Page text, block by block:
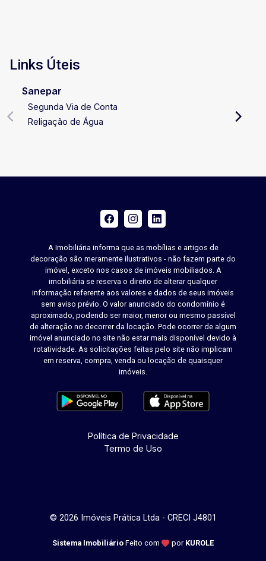
Links Úteis
Sanepar
Segunda Via de Conta
Religação de Água
A Imobiliária informa que as mobílias e artigos de
decoração são meramente ilustrativos - não fazem parte do
imóvel, exceto nos casos de imóveis mobiliados. A
imobiliária se reserva o direito de alterar qualquer
informação referente aos valores e dados de seus imóveis
sem aviso prévio. O valor anunciado do condomínio é
aproximado, podendo ser maior, menor ou mesmo passível
de alteração no decorrer da locação. Pode ocorrer de algum
imóvel anunciado no site não estar mais disponível devido à
rotatividade. As solicitações feitas pelo site não implicam
em reserva, compra, venda ou locação de quaisquer
imóveis.
Política de Privacidade
Termo de Uso
© 2026 Imóveis Prática Ltda - CRECI J4801
Sistema Imobiliário Feito com por KUROLE